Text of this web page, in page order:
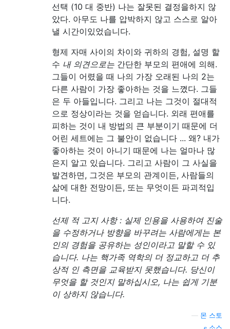
선택 (10 대 중반) 나는 잘못된 결정을하지 않
았다. 아무도 나를 압박하지 않고 스스로 알아
낼 시간이있었습니다.
형제 자매 사이의 차이와 귀하의 경험, 설명 할
수 내 의견으로는 간단한 부모의 편애에 의해.
그들이 어렸을 때 나의 가장 오래된 나의 2는
다른 사람이 가장 좋아하는 것을 느꼈다. 그들
은 두 아들입니다. 그리고 나는 그것이 절대적
으로 정상이라는 것을 얻습니다. 외래 편애를
피하는 것이 내 방법의 큰 부분이기 때문에 더
어린 세트에는 그 불안이 없습니다 ... 왜? 내가
좋아하는 것이 아니기 때문에 나는 얼마나 많
은지 알고 있습니다. 그리고 사람이 그 사실을
발견하면, 그것은 부모의 관계이든, 사람들의
삶에 대한 전망이든, 또는 무엇이든 파괴적입
니다.
선제 적 고지 사항 : 실제 인용을 사용하여 진술
을 수정하거나 방향을 바꾸려는 사람에게는 본
인의 경험을 공유하는 성인이라고 말할 수 있
습니다. 나는 핵가족 역학의 더 정교하고 더 추
상적 인 측면을 교육받지 못했습니다. 당신이
무엇을 할 것인지 말하십시오, 나는 쉽게 기분
이 상하지 않습니다.
몬 스토